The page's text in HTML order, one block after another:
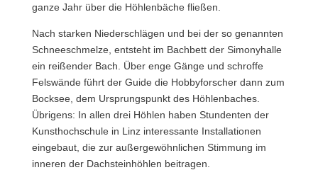
ganze Jahr über die Höhlenbäche fließen.
Nach starken Niederschlägen und bei der so genannten
Schneeschmelze, entsteht im Bachbett der Simonyhalle
ein reißender Bach. Über enge Gänge und schroffe
Felswände führt der Guide die Hobbyforscher dann zum
Bocksee, dem Ursprungspunkt des Höhlenbaches.
Übrigens: In allen drei Höhlen haben Stundenten der
Kunsthochschule in Linz interessante Installationen
eingebaut, die zur außergewöhnlichen Stimmung im
inneren der Dachsteinhöhlen beitragen.